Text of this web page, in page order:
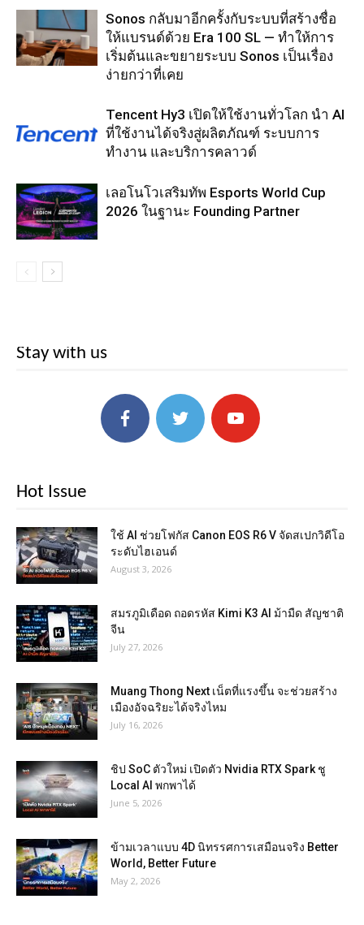
Sonos กลับมาอีกครั้งกับระบบที่สร้างชื่อ
ให้แบรนด์ด้วย Era 100 SL — ทำให้การ
เริ่มต้นและขยายระบบ Sonos เป็นเรื่อง
ง่ายกว่าที่เคย
Tencent Hy3 เปิดให้ใช้งานทั่วโลก นำ AI
ที่ใช้งานได้จริงสู่ผลิตภัณฑ์ ระบบการ
ทำงาน และบริการคลาวด์
เลอโนโวเสริมทัพ Esports World Cup
2026 ในฐานะ Founding Partner
Stay with us
Hot Issue
ใช้ AI ช่วยโฟกัส Canon EOS R6 V จัดสเปกวิดีโอ
ระดับไฮเอนด์
August 3, 2026
สมรภูมิเดือด ถอดรหัส Kimi K3 AI ม้ามืด สัญชาติ
จีน
July 27, 2026
Muang Thong Next เน็ตที่แรงขึ้น จะช่วยสร้าง
เมืองอัจฉริยะได้จริงไหม
July 16, 2026
ชิป SoC ตัวใหม่ เปิดตัว Nvidia RTX Spark ชู
Local AI พกพาได้
June 5, 2026
ข้ามเวลาแบบ 4D นิทรรศการเสมือนจริง Better
World, Better Future
May 2, 2026